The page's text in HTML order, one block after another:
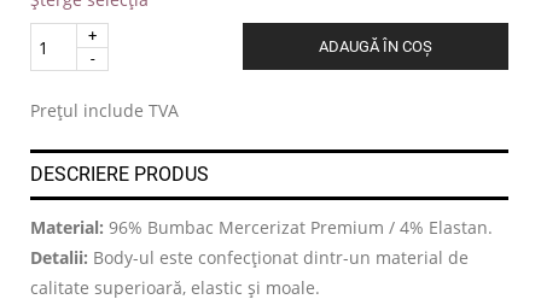
Quantity
ADAUGĂ ÎN COȘ
Prețul include TVA
DESCRIERE PRODUS
Material: 96% Bumbac Mercerizat Premium / 4% Elastan.
Detalii: Body-ul este confecționat dintr-un material de
calitate superioară, elastic și moale.